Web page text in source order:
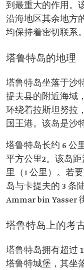
到最重大的作用。
沿海地区其余地方
均保持着密切联系。
塔鲁特岛的地理
塔鲁特岛坐落于沙
提夫县的附近海域
环绕着拉斯坦努拉
国王港。该岛是沙
塔鲁特岛长约 6 公
平方公里2。该岛
里（1 公里）。若
岛与卡提夫的 3 条
Ammar bin Yasser
塔鲁特岛上的考
塔鲁特岛拥有超过
塔鲁特城堡，其坐